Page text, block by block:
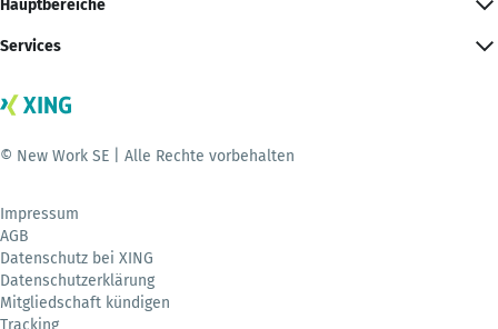
Hauptbereiche
Services
© New Work SE | Alle Rechte vorbehalten
Impressum
AGB
Datenschutz bei XING
Datenschutzerklärung
Mitgliedschaft kündigen
Tracking